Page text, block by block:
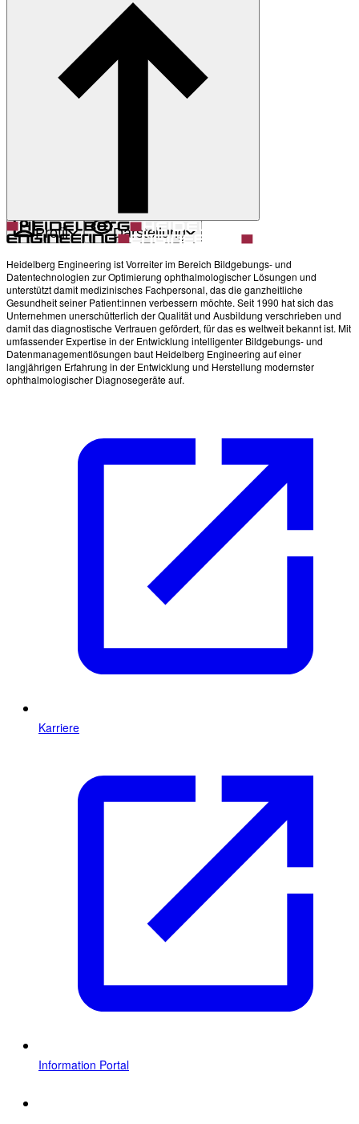
Heller Modus
Produkte
Profil Darstellung
Heidelberg Engineering ist Vorreiter im Bereich Bildgebungs- und
Datentechnologien zur Optimierung ophthalmologischer Lösungen und
unterstützt damit medizinisches Fachpersonal, das die ganzheitliche
Gesundheit seiner Patient:innen verbessern möchte. Seit 1990 hat sich das
Unternehmen unerschütterlich der Qualität und Ausbildung verschrieben und
damit das diagnostische Vertrauen gefördert, für das es weltweit bekannt ist. Mit
umfassender Expertise in der Entwicklung intelligenter Bildgebungs- und
Datenmanagementlösungen baut Heidelberg Engineering auf einer
langjährigen Erfahrung in der Entwicklung und Herstellung modernster
ophthalmologischer Diagnosegeräte auf.
Karriere
Information Portal